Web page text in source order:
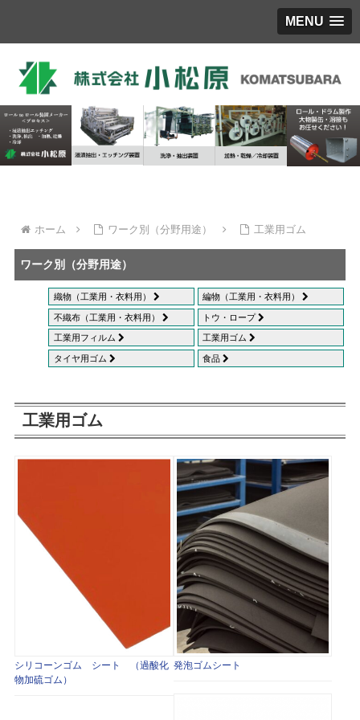
MENU
ホーム ワーク別（分野用途） 工業用ゴム
ワーク別（分野用途）
織物（工業用・衣料用） 編物（工業用・衣料用）
不織布（工業用・衣料用） トウ・ロープ
工業用フィルム 工業用ゴム
タイヤ用ゴム 食品
工業用ゴム
シリコーンゴム シート （過酸化
物加硫ゴム）
発泡ゴムシート